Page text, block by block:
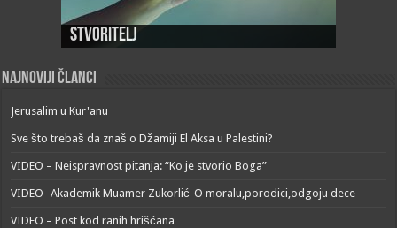
Stvoritelj
Najnoviji članci
Jerusalim u Kur'anu
Sve što trebaš da znaš o Džamiji El Aksa u Palestini?
VIDEO – Neispravnost pitanja: “Ko je stvorio Boga”
VIDEO- Akademik Muamer Zukorlić-O moralu,porodici,odgoju dece
VIDEO – Post kod ranih hrišćana